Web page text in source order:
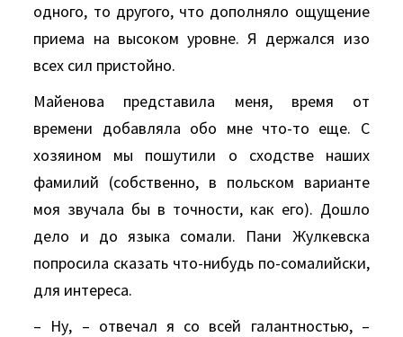
одного, то другого, что дополняло ощущение
приема на высоком уровне. Я держался изо
всех сил пристойно.
Майенова представила меня, время от
времени добавляла обо мне что-то еще. С
хозяином мы пошутили о сходстве наших
фамилий (собственно, в польском варианте
моя звучала бы в точности, как его). Дошло
дело и до языка сомали. Пани Жулкевска
попросила сказать что-нибудь по-сомалийски,
для интереса.
– Ну, – отвечал я со всей галантностью, –